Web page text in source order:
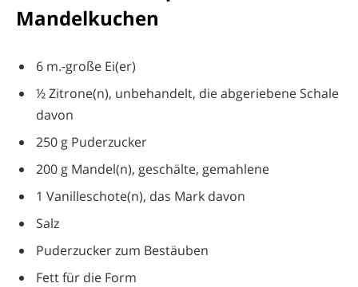
Mandelkuchen
6 m.-große Ei(er)
½ Zitrone(n), unbehandelt, die abgeriebene Schale
davon
250 g Puderzucker
200 g Mandel(n), geschälte, gemahlene
1 Vanilleschote(n), das Mark davon
Salz
Puderzucker zum Bestäuben
Fett für die Form